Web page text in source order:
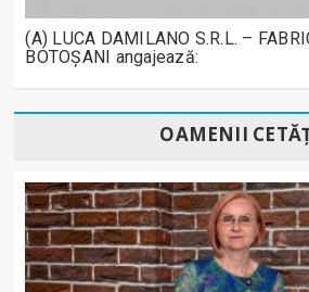
(A) LUCA DAMILANO S.R.L. –
BOTOȘANI angajează:
OAMENII